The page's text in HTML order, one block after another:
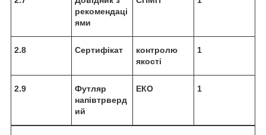
рекомендаці
ями
2.8 Сертифікат
контролю
якості
1
2.9
Футляр
напівтрверд
ий
ЕКО 1